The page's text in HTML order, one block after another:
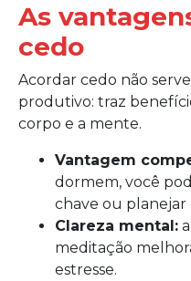
As
cedo
Acordar cedo não
produtivo: traz
corpo e a mente.
Vantagem
dormem, você
chave ou planejar
Clareza mental:
meditação
estresse.